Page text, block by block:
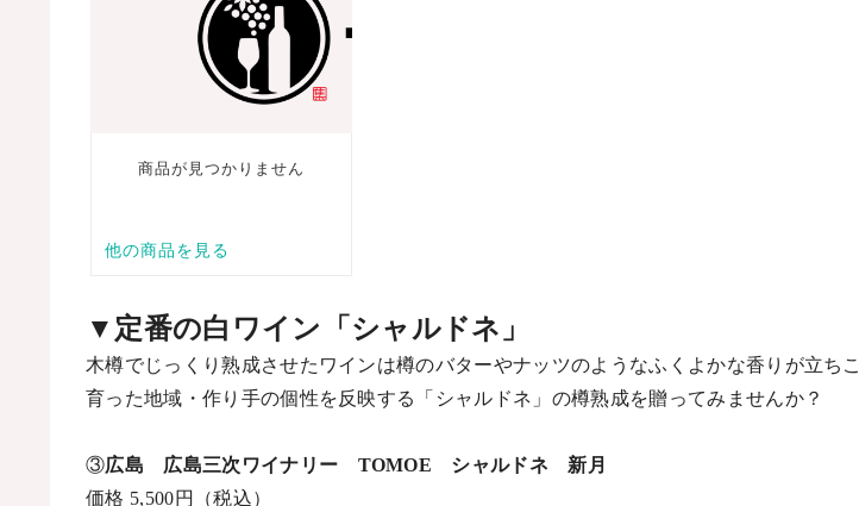
▼ 定番の白ワイン「シャルドネ」
木樽でじっくり熟成させたワインは樽のバターやナッツのようなふくよかな香りが立ち
育った地域・作り手の個性を反映する「シャルドネ」の樽熟成を贈ってみませんか？
③広島 広島三次ワイナリー TOMOE シャルドネ 新月
価格 5,500円（税込）